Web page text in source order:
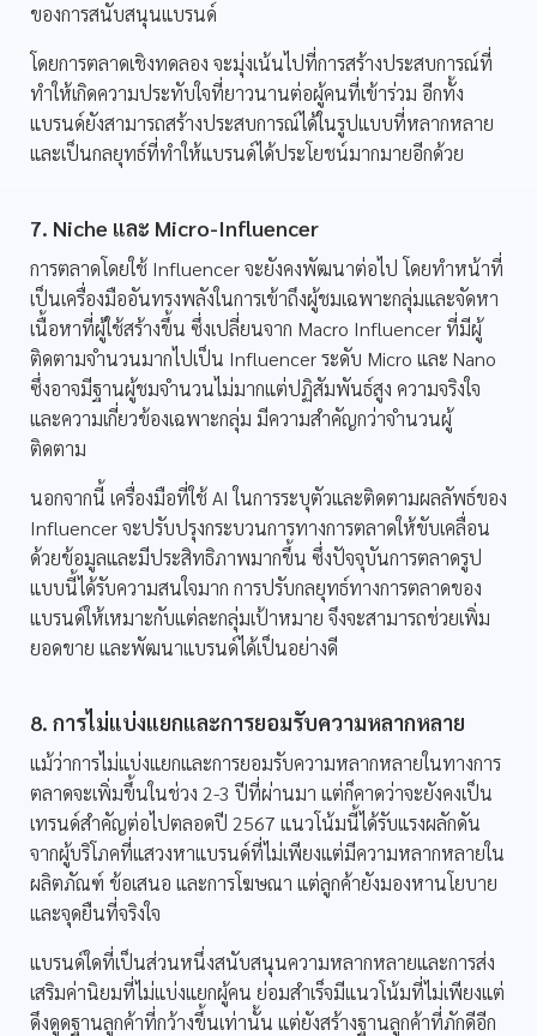
ของการสนับสนุนแบรนด์
โดยการตลาดเชิงทดลอง จะมุ่งเน้นไปที่การสร้างประสบการณ์ที่
ทําให้เกิดความประทับใจที่ยาวนานต่อผู้คนที่เข้าร่วม อีกทั้ง
แบรนด์ยังสามารถสร้างประสบการณ์ได้ในรูปแบบที่หลากหลาย
และเป็นกลยุทธ์ที่ทำให้แบรนด์ได้ประโยชน์มากมายอีกด้วย
7. Niche และ Micro-Influencer
การตลาดโดยใช้ Influencer จะยังคงพัฒนาต่อไป โดยทำหน้าที่
เป็นเครื่องมืออันทรงพลังในการเข้าถึงผู้ชมเฉพาะกลุ่มและจัดหา
เนื้อหาที่ผู้ใช้สร้างขึ้น ซึ่งเปลี่ยนจาก Macro Influencer ที่มีผู้
ติดตามจำนวนมากไปเป็น Influencer ระดับ Micro และ Nano
ซึ่งอาจมีฐานผู้ชมจำนวนไม่มากแต่ปฏิสัมพันธ์สูง ความจริงใจ
และความเกี่ยวข้องเฉพาะกลุ่ม มีความสำคัญกว่าจำนวนผู้
ติดตาม
นอกจากนี้ เครื่องมือที่ใช้ AI ในการระบุตัวและติดตามผลลัพธ์ของ
Influencer จะปรับปรุงกระบวนการทางการตลาดให้ขับเคลื่อน
ด้วยข้อมูลและมีประสิทธิภาพมากขึ้น ซึ่งปัจจุบันการตลาดรูป
แบบนี้ได้รับความสนใจมาก การปรับกลยุทธ์ทางการตลาดของ
แบรนด์ให้เหมาะกับแต่ละกลุ่มเป้าหมาย จึงจะสามารถช่วยเพิ่ม
ยอดขาย และพัฒนาแบรนด์ได้เป็นอย่างดี
8. การไม่แบ่งแยกและการยอมรับความหลากหลาย
แม้ว่าการไม่แบ่งแยกและการยอมรับความหลากหลายในทางการ
ตลาดจะเพิ่มขึ้นในช่วง 2-3 ปีที่ผ่านมา แต่ก็คาดว่าจะยังคงเป็น
เทรนด์สำคัญต่อไปตลอดปี 2567 แนวโน้มนี้ได้รับแรงผลักดัน
จากผู้บริโภคที่แสวงหาแบรนด์ที่ไม่เพียงแต่มีความหลากหลายใน
ผลิตภัณฑ์ ข้อเสนอ และการโฆษณา แต่ลูกค้ายังมองหานโยบาย
และจุดยืนที่จริงใจ
แบรนด์ใดที่เป็นส่วนหนึ่งสนับสนุนความหลากหลายและการส่ง
เสริมค่านิยมที่ไม่แบ่งแยกผู้คน ย่อมสำเร็จมีแนวโน้มที่ไม่เพียงแต่
ดึงดูดฐานลูกค้าที่กว้างขึ้นเท่านั้น แต่ยังสร้างฐานลูกค้าที่ภักดีอีก